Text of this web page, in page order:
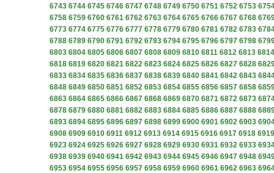
6743 6744 6745 6746 6747 6748 6749 6750 6751 6752 6753
6758 6759 6760 6761 6762 6763 6764 6765 6766 6767 6768
6773 6774 6775 6776 6777 6778 6779 6780 6781 6782 6783
6788 6789 6790 6791 6792 6793 6794 6795 6796 6797 6798
6803 6804 6805 6806 6807 6808 6809 6810 6811 6812 6813 6814
6818 6819 6820 6821 6822 6823 6824 6825 6826 6827 6828
6833 6834 6835 6836 6837 6838 6839 6840 6841 6842 6843
6848 6849 6850 6851 6852 6853 6854 6855 6856 6857 6858
6863 6864 6865 6866 6867 6868 6869 6870 6871 6872 6873
6878 6879 6880 6881 6882 6883 6884 6885 6886 6887 6888
6893 6894 6895 6896 6897 6898 6899 6900 6901 6902 6903
6908 6909 6910 6911 6912 6913 6914 6915 6916 6917 6918 6919
6923 6924 6925 6926 6927 6928 6929 6930 6931 6932 6933
6938 6939 6940 6941 6942 6943 6944 6945 6946 6947 6948
6953 6954 6955 6956 6957 6958 6959 6960 6961 6962 6963